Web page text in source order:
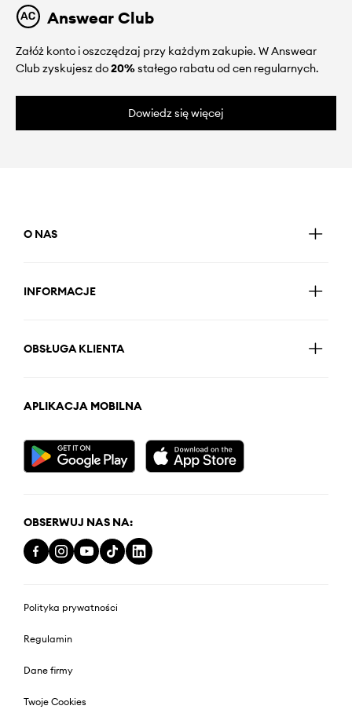
Answear Club
Załóż konto i oszczędzaj przy każdym zakupie. W Answear
Club zyskujesz do20%stałego rabatu od cen regularnych.
Dowiedz się więcej
O NAS
INFORMACJE
OBSŁUGA KLIENTA
APLIKACJA MOBILNA
OBSERWUJ NAS NA:
Polityka prywatności
Regulamin
Dane firmy
Twoje Cookies